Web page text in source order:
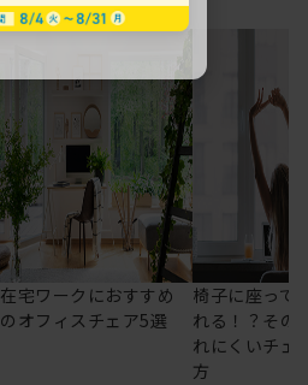
在宅ワークにおすすめ
のオフィスチェア5選
椅子に座って
れる！？その
れにくいチェ
方